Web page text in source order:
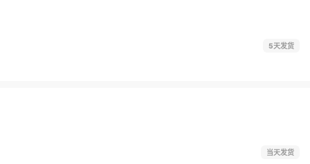
5天发货
当天发货